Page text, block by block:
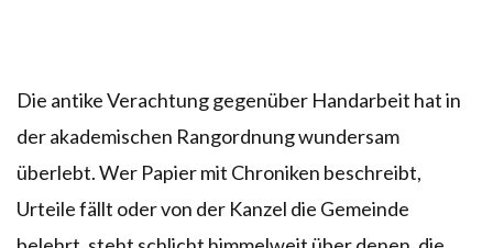
Die antike Verachtung gegenüber Handarbeit hat in
der akademischen Rangordnung wundersam
überlebt. Wer Papier mit Chroniken beschreibt,
Urteile fällt oder von der Kanzel die Gemeinde